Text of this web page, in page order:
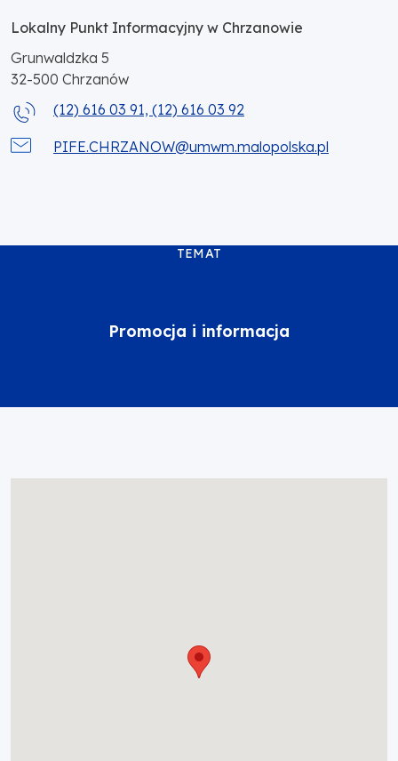
Lokalny Punkt Informacyjny w Chrzanowie
Grunwaldzka 5
32-500 Chrzanów
(12) 616 03 91, (12) 616 03 92
PIFE.CHRZANOW@umwm.malopolska.pl
TEMAT
Promocja i informacja